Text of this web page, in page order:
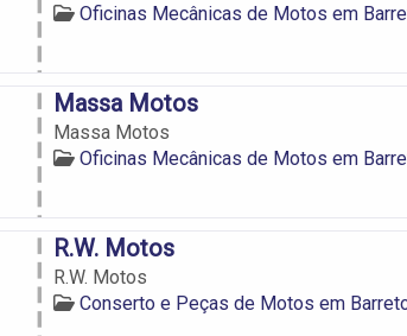
Oficinas Mecânicas de Motos em
Massa Motos
Massa Motos
Oficinas Mecânicas de Motos em
R.W. Motos
R.W. Motos
Conserto e Peças de Motos em